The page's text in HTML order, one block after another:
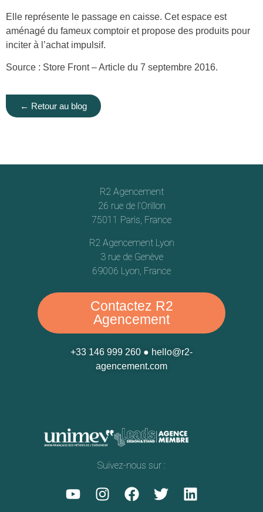
Elle représente le passage en caisse. Cet espace est
aménagé du fameux comptoir et propose des produits pour
inciter à l’achat impulsif.
Source : Store Front – Article du 7 septembre 2016.
← Retour au blog
R2 Agencement
26 rue de l’Orillon
75011 Paris, France
R2 Agencement Lyon
3 rue de Genève
69006 Lyon, France
Contactez R2
Agencement
+33 146 999 260 ● hello@r2-
agencement.com
Suivez-nous sur :